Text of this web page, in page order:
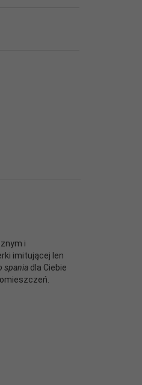
i
imitującej len
spania dla Ciebie